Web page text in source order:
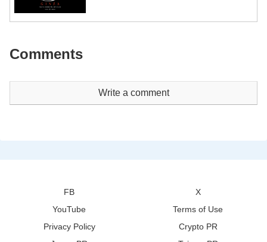
Comments
Write a comment
FB
X
YouTube
Terms of Use
Privacy Policy
Crypto PR